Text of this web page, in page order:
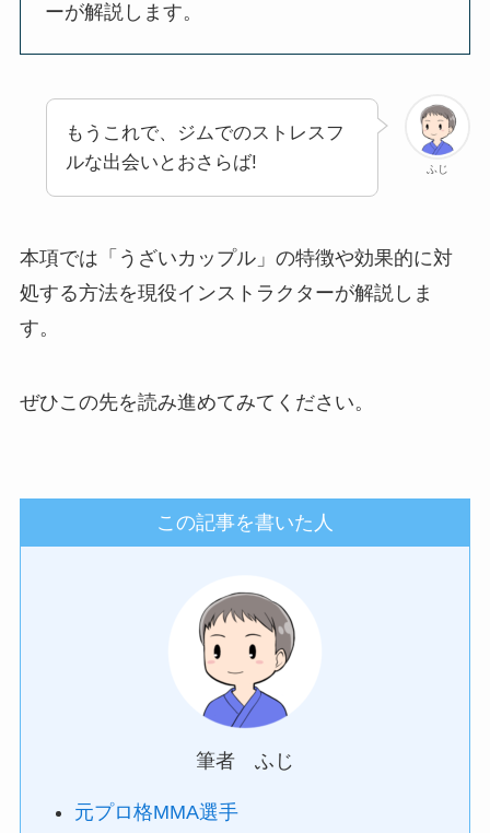
ーが解説します。
ふじ
もうこれで、ジムでのストレスフ
ルな出会いとおさらば!
本項では「うざいカップル」の特徴や効果的に対
処する方法を現役インストラクターが解説しま
す。
ぜひこの先を読み進めてみてください。
この記事を書いた人
筆者 ふじ
元プロ格MMA選手